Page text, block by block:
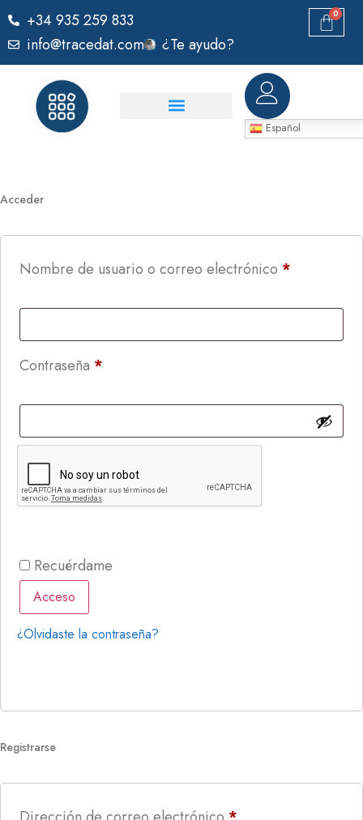
+34 935 259 833
info@tracedat.com
¿Te ayudo?
0
Español
Acceder
Nombre de usuario o correo electrónico *
Contraseña *
Recuérdame
Acceso
¿Olvidaste la contraseña?
Registrarse